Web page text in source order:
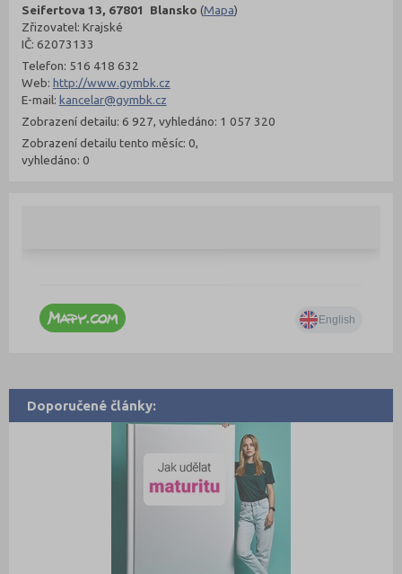
Seifertova 13, 67801 Blansko (Mapa)
Zřizovatel: Krajské
IČ: 62073133
Telefon: 516 418 632
Web: http://www.gymbk.cz
E-mail: kancelar@gymbk.cz
Zobrazení detailu: 6 927, vyhledáno: 1 057 320
Zobrazení detailu tento měsíc: 0,
vyhledáno: 0
Doporučené články: